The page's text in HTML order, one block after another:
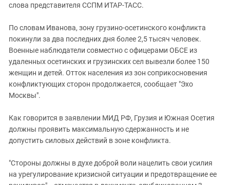
ЮФО
слова представителя ССПМ ИТАР-ТАСС.
По словам Иванова, зону грузино-осетинского конфликта
покинули за два последних дня более 2,5 тысяч человек.
Военные наблюдатели совместно с офицерами ОБСЕ из
удаленных осетинских и грузинских сел вывезли более 150
женщин и детей. Отток населения из зон соприкосновения
конфликтующих сторон продолжается, сообщает "Эхо
Москвы".
Как говорится в заявлении МИД РФ, Грузия и Южная Осетия
должны проявить максимальную сдержанность и не
допустить силовых действий в зоне конфликта.
"Стороны должны в духе доброй воли нацелить свои усилия
на урегулирование кризисной ситуации и предотвращение ее